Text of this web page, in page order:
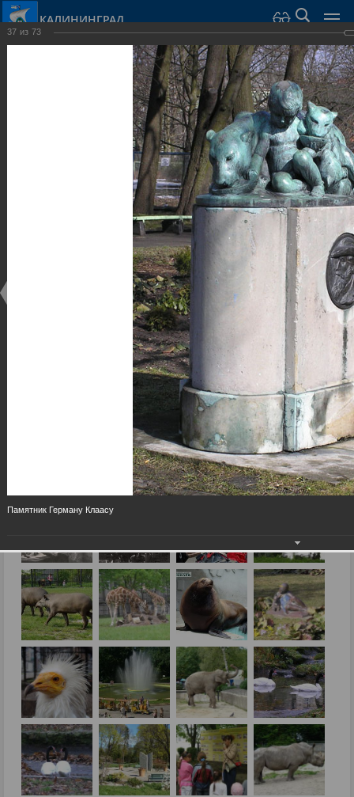
КАЛИНИНГРАД
Город › Фотогалерея
›
Парки и скверы
37 из 73
Памятник Герману Клаасу